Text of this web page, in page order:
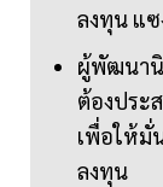
ลงทุน แ
ผู้พัฒนานิ
ต้องประ
เพื่อให้มั่
ลงทุน